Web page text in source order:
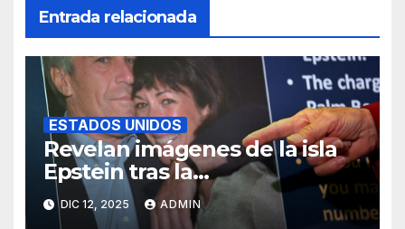
Entrada relacionada
ESTADOS UNIDOS
Revelan imágenes de la isla
Epstein tras la
desclasificación de Trump
DIC 12, 2025 ADMIN